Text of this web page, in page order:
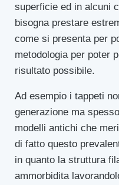
superficie ed in alcuni
bisogna prestare
come si presenta per
metodologia per poter
risultato possibile.
Ad esempio i tappeti
generazione ma
modelli antichi che
di fatto questo
in quanto la struttura
ammorbidita